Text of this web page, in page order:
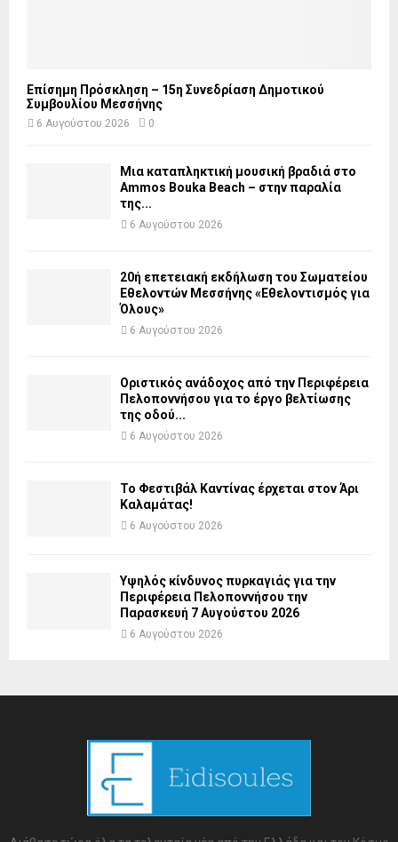
Επίσημη Πρόσκληση – 15η Συνεδρίαση Δημοτικού
Συμβουλίου Μεσσήνης
6 Αυγούστου 2026 0
Μια καταπληκτική μουσική βραδιά στο
Ammos Bouka Beach – στην παραλία
της...
6 Αυγούστου 2026
20ή επετειακή εκδήλωση του Σωματείου
Εθελοντών Μεσσήνης «Εθελοντισμός για
Όλους»
6 Αυγούστου 2026
Οριστικός ανάδοχος από την Περιφέρεια
Πελοποννήσου για το έργο βελτίωσης
της οδού...
6 Αυγούστου 2026
Το Φεστιβάλ Καντίνας έρχεται στον Άρι
Καλαμάτας!
6 Αυγούστου 2026
Υψηλός κίνδυνος πυρκαγιάς για την
Περιφέρεια Πελοποννήσου την
Παρασκευή 7 Αυγούστου 2026
6 Αυγούστου 2026